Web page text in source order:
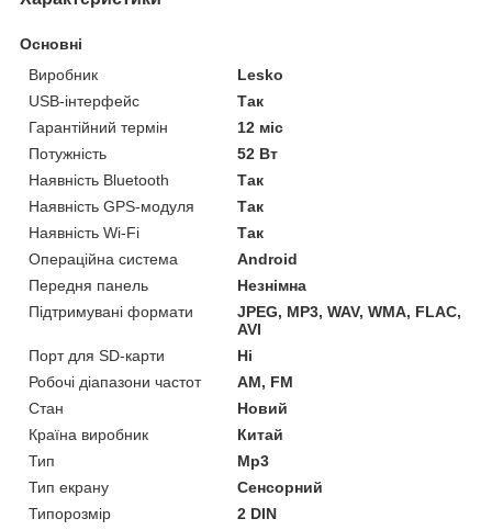
Основні
Виробник
Lesko
USB-інтерфейс
Так
Гарантійний термін
12 міс
Потужність
52 Вт
Наявність Bluetooth
Так
Наявність GPS-модуля
Так
Наявність Wi-Fi
Так
Операційна система
Android
Передня панель
Незнімна
Підтримувані формати
JPEG, MP3, WAV, WMA, FLAC,
AVI
Порт для SD-карти
Ні
Робочі діапазони частот
AM, FM
Стан
Новий
Країна виробник
Китай
Тип
Mp3
Тип екрану
Сенсорний
Типорозмір
2 DIN